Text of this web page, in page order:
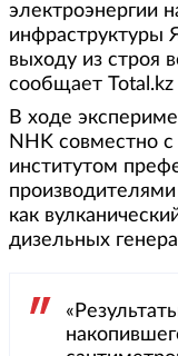
электроэнергии
инфраструктуры
выходу из строя
сообщает Total.kz
В ходе
NHK совместно
институтом
как
дизельных